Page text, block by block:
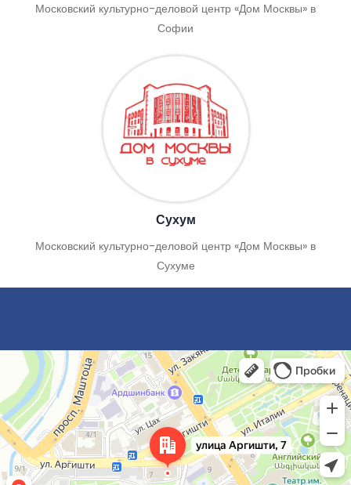
Московский культурно-деловой центр «Дом Москвы» в
Софии
Сухум
Московский культурно-деловой центр «Дом Москвы» в
Сухуме
Ереван
Улица Аргишти, 7 — Яндекс Карты